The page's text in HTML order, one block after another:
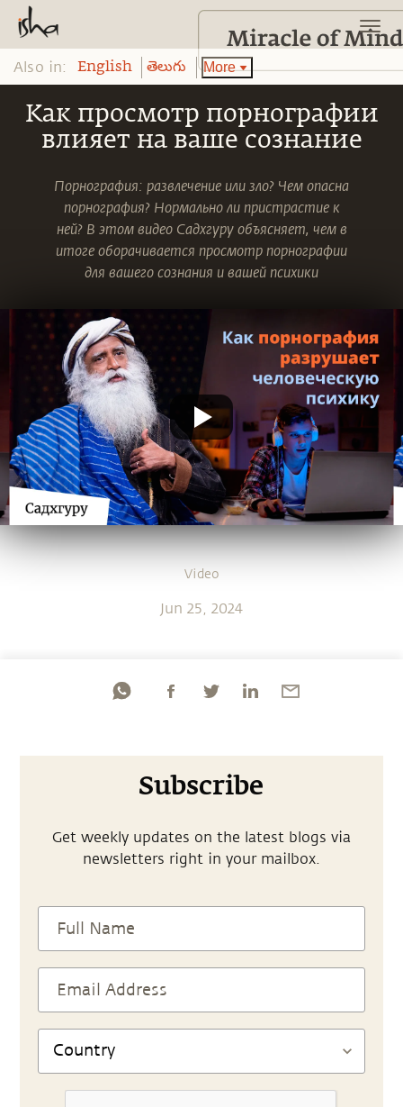
Also in: English తెలుగు More
Как просмотр порнографии
влияет на ваше сознание
Порнография: развлечение или зло? Чем опасна
порнография? Нормально ли пристрастие к
ней? В этом видео Садхгуру объясняет, чем в
итоге оборачивается просмотр порнографии
для вашего сознания и вашей психики
Video
Jun 25, 2024
Subscribe
Get weekly updates on the latest blogs via
newsletters right in your mailbox.